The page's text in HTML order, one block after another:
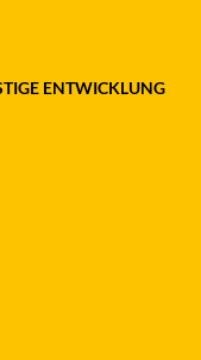
ENTWICKLUNG